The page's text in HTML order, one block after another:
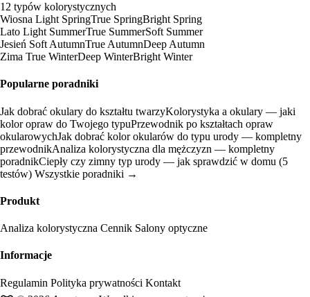
12 typów kolorystycznych
Wiosna Light SpringTrue SpringBright Spring
Lato Light SummerTrue SummerSoft Summer
Jesień Soft AutumnTrue AutumnDeep Autumn
Zima True WinterDeep WinterBright Winter
Popularne poradniki
Jak dobrać okulary do kształtu twarzyKolorystyka a okulary — jaki
kolor opraw do Twojego typuPrzewodnik po kształtach opraw
okularowychJak dobrać kolor okularów do typu urody — kompletny
przewodnikAnaliza kolorystyczna dla mężczyzn — kompletny
poradnikCiepły czy zimny typ urody — jak sprawdzić w domu (5
testów) Wszystkie poradniki →
Produkt
Analiza kolorystyczna Cennik Salony optyczne
Informacje
Regulamin Polityka prywatności Kontakt